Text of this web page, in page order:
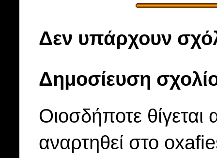
Δεν υπάρχουν
Δημοσίευση
Οιοσδήποτε
αναρτηθεί στο